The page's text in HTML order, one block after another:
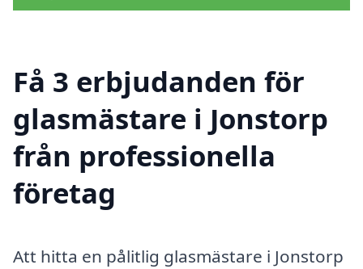
Få 3 erbjudanden för
glasmästare i Jonstorp
från professionella
företag
Att hitta en pålitlig glasmästare i Jonstorp